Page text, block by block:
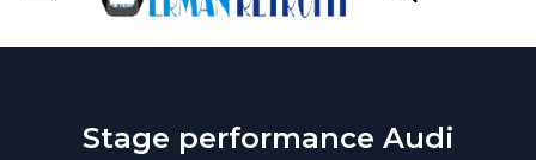
Stage performance Audi